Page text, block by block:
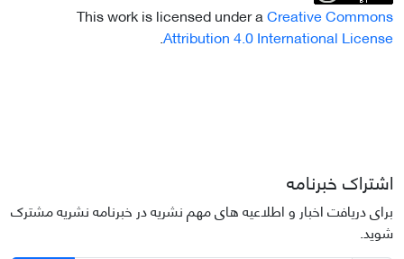
This work is licensed under aCreative Commons
Attribution 4.0 International License
.
اشتراک خبرنامه
برای دریافت اخبار و اطلاعیه های مهم نشریه در خبرنامه نشریه مشترک
شوید.